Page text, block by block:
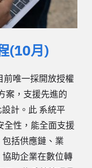
(10月)
前唯一採開放授權
案，支援先進的
計。此 系統平
全性，能全面支援
括供應鏈、業
助企業在數位轉